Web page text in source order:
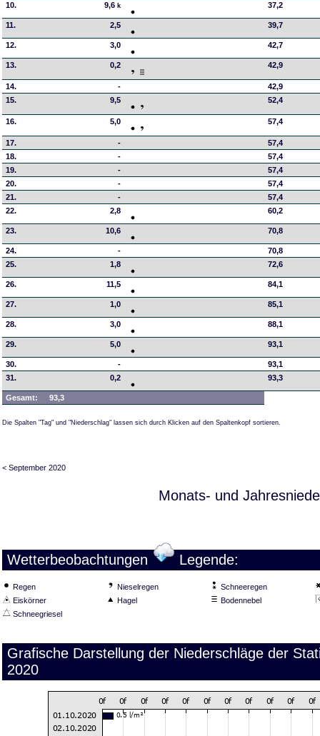
10.
9,6k 37,2
11. 2,5 39,7
12. 3,0 42,7
13. 0,2 42,9
14. -
42,9
15.
9,5 52,4
16. 5,0 57,4
17. -
57,4
18.
-
57,4
19.
-
57,4
20.
-
57,4
21.
-
57,4
22.
2,8 60,2
23. 10,6 70,8
24. -
70,8
25.
1,8 72,6
26. 11,5 84,1
27. 1,0 85,1
28. 3,0 88,1
29. 5,0 93,1
30. -
93,1
31.
0,2 93,3
Gesamt: 93,3
Die Spalten "Tag" und "Niederschlag" lassen sich durch Klicken auf den Spaltenkopf sortieren.
< September 2020
Monats- und
Wetterbeobachtungen Legende:
Regen Nieselregen
Schneeregen
Eiskörner
Hagel
Bodennebel
Schneegriesel
Grafische Darstellung der Niederschläge der
2020